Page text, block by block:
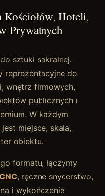
Hoteli,
Prywatnych
sztuki sakralnej.
reprezentacyjne do
wnętrz firmowych,
publicznych i
W każdym
miejsce, skala,
obiektu.
formatu, łączymy
, ręczne snycerstwo,
i wykończenie